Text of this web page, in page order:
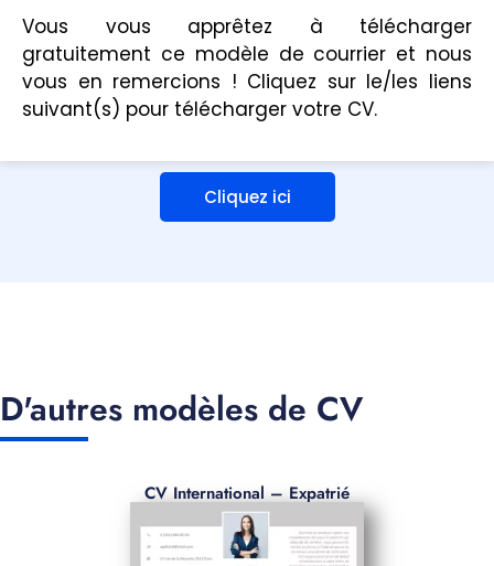
Vous vous apprêtez à télécharger
gratuitement ce modèle de courrier et nous
vous en remercions ! Cliquez sur le/les liens
suivant(s) pour télécharger votre CV.
Cliquez ici
D'autres modèles de CV
CV International – Expatrié